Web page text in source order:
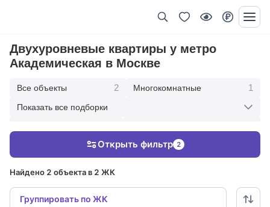
Двухуровневые квартиры у метро
Академическая в Москве
Все объекты 2 Многокомнатные 1
Под ключ с мебелью
Показать все подборки
Найдено 2 объекта в 2 ЖК
Группировать по ЖК
Открыть фильтр 2